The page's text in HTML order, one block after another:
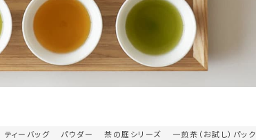
ティーバッグ パウダー 茶の庭シリーズ
一煎茶（お試し）パック